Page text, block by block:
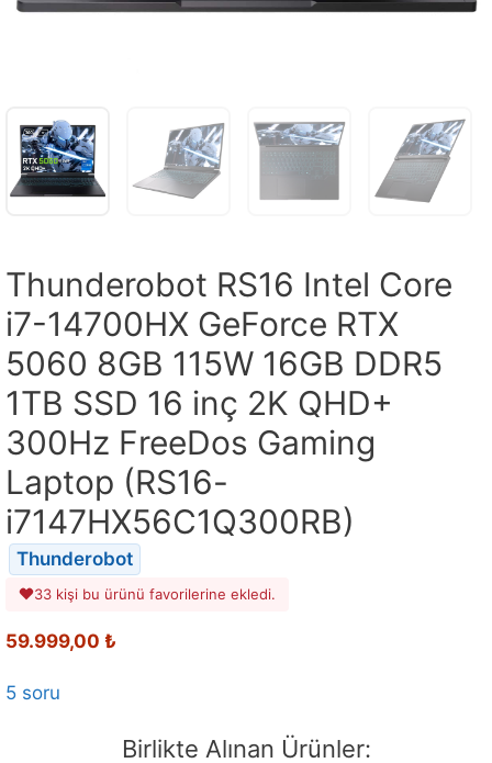
Thunderobot RS16 Intel Core
i7-14700HX GeForce RTX
5060 8GB 115W 16GB DDR5
1TB SSD 16 inç 2K QHD+
300Hz FreeDos Gaming
Laptop (RS16-
i7147HX56C1Q300RB)
Thunderobot
33 kişi bu ürünü favorilerine ekledi.
59.999,00 ₺
5 soru
Birlikte Alınan Ürünler: